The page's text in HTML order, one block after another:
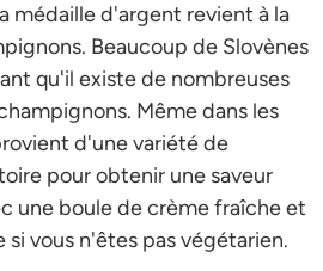
médaille d'argent revient à la
Beaucoup de Slovènes
qu'il existe de nombreuses
Même dans les
d'une variété de
pour obtenir une saveur
une boule de crème fraîche et
vous n'êtes pas végétarien.